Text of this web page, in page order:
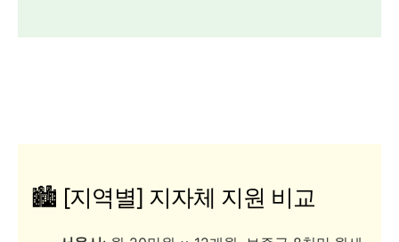
🏙️ [지역별] 지자체 지원 비교